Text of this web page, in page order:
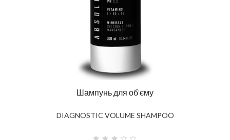
Шампунь для об'єму
DIAGNOSTIC VOLUME SHAMPOO